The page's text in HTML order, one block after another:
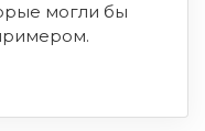
могли бы